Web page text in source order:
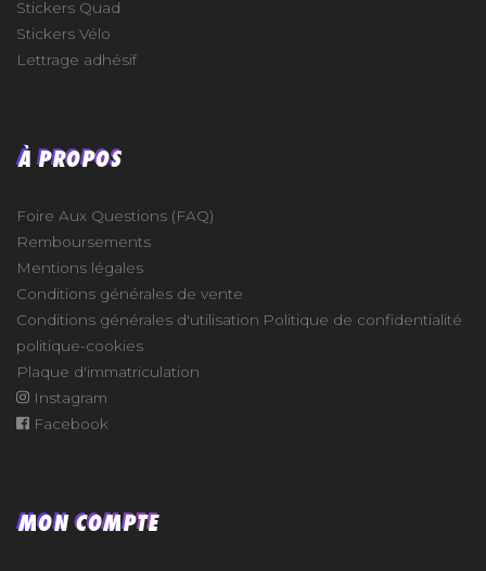
Stickers Quad
Stickers Vélo
Lettrage adhésif
À PROPOS
Foire Aux Questions (FAQ)
Remboursements
Mentions légales
Conditions générales de vente
Conditions générales d'utilisation Politique de confidentialité
politique-cookies
Plaque d'immatriculation
Instagram
Facebook
MON COMPTE